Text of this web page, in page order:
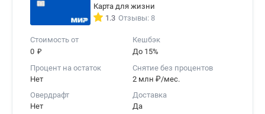
Карта для жизни
1.3 Отзывы: 8
Стоимость от
0 ₽
Кешбэк
До 15%
Процент на остаток
Нет
Снятие без процентов
2 млн ₽/мес.
Овердрафт
Нет
Доставка
Да